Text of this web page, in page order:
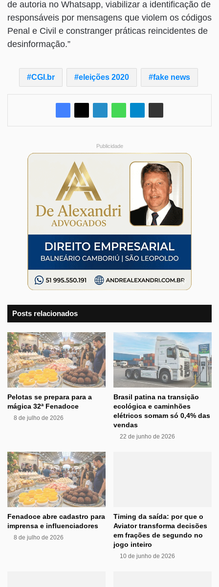
de autoria no Whatsapp, viabilizar a identificação de
responsáveis por mensagens que violem os códigos
Penal e Civil e constranger práticas reincidentes de
desinformação.”
CGI.br eleições 2020 fake news
Publicidade
Posts relacionados
Pelotas se prepara para a
mágica 32ª Fenadoce
8 de julho de 2026
Brasil patina na transição
ecológica e caminhões
elétricos somam só 0,4% das
vendas
22 de junho de 2026
Fenadoce abre cadastro para
imprensa e influenciadores
8 de julho de 2026
Timing da saída: por que o
Aviator transforma decisões
em frações de segundo no
jogo inteiro
10 de junho de 2026